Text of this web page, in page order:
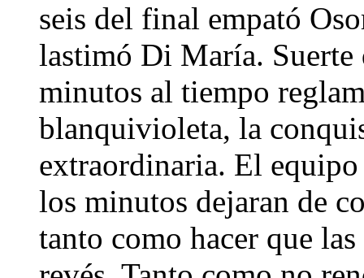
seis del final empató
lastimó Di María.
minutos al tiempo
blanquivioleta, la
extraordinaria. El
los minutos dejaran de
tanto como hacer que